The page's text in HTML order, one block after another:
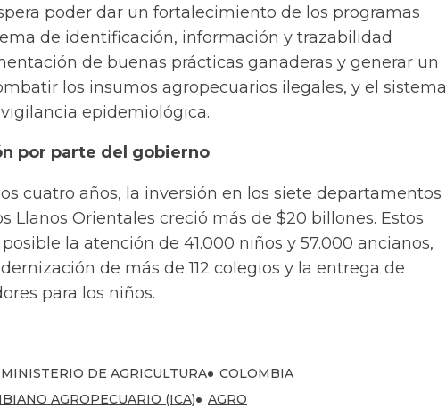
poder dar un fortalecimiento de los programas
de identificación, información y trazabilidad
de buenas prácticas ganaderas y generar un
los insumos agropecuarios ilegales, y el sistema
epidemiológica.
por parte del gobierno
cuatro años, la inversión en los siete departamentos
Llanos Orientales creció más de $20 billones. Estos
la atención de 41.000 niños y 57.000 ancianos,
de más de 112 colegios y la entrega de
para los niños.
MINISTERIO DE AGRICULTURA
COLOMBIA
AGROPECUARIO (ICA)
AGRO